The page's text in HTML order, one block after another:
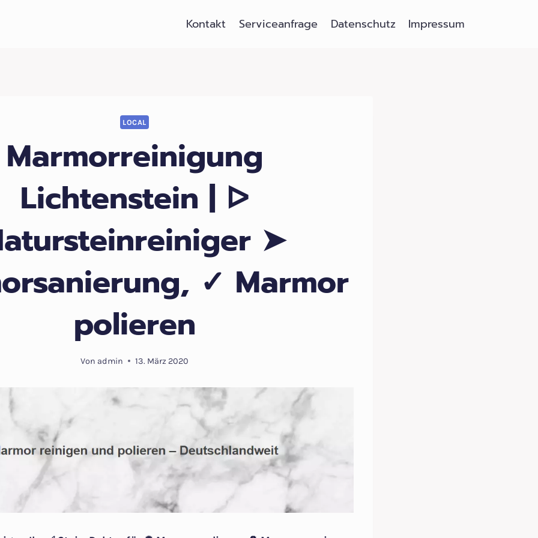
Kontakt Serviceanfrage Datenschutz Impressum
LOCAL
Marmorreinigung
Lichtenstein | ᐅ
➤
✓ Marmor
polieren
Von admin 13. März 2020